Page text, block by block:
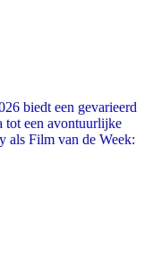
biedt een gevarieerd
tot een avontuurlijke
als Film van de Week: